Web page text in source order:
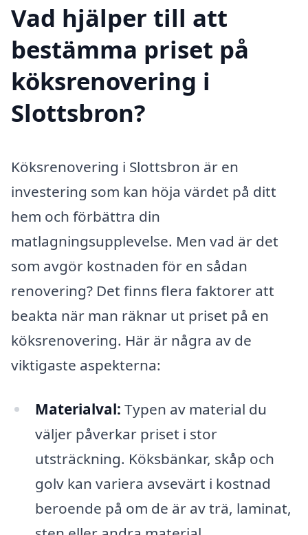
Vad hjälper till att
bestämma priset på
köksrenovering i
Slottsbron?
Köksrenovering i Slottsbron är en
investering som kan höja värdet på ditt
hem och förbättra din
matlagningsupplevelse. Men vad är det
som avgör kostnaden för en sådan
renovering? Det finns flera faktorer att
beakta när man räknar ut priset på en
köksrenovering. Här är några av de
viktigaste aspekterna:
Materialval: Typen av material du
väljer påverkar priset i stor
utsträckning. Köksbänkar, skåp och
golv kan variera avsevärt i kostnad
beroende på om de är av trä, laminat,